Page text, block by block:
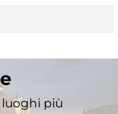
luoghi più